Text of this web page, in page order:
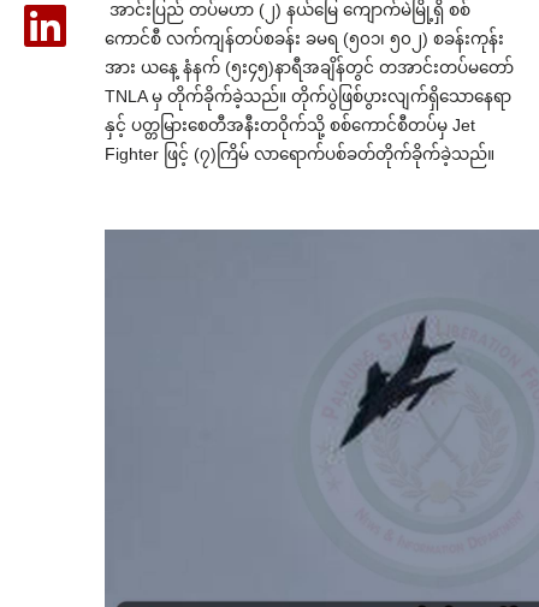
အာင်းပြည် တပ်မဟာ (၂) နယ်မြေ ကျောက်မဲမြို့ရှိ စစ်
ကောင်စီ လက်ကျန်တပ်စခန်း ခမရ (၅၀၁၊ ၅၀၂) စခန်းကုန်း
အား ယနေ့ နံနက် (၅း၄၅)နာရီအချိန်တွင် တအာင်းတပ်မတော်
TNLA မှ တိုက်ခိုက်ခဲ့သည်။ တိုက်ပွဲဖြစ်ပွားလျက်ရှိသောနေရာ
နှင့် ပတ္တမြားစေတီအနီးတဝိုက်သို့ စစ်ကောင်စီတပ်မှ Jet
Fighter ဖြင့် (၇)ကြိမ် လာရောက်ပစ်ခတ်တိုက်ခိုက်ခဲ့သည်။